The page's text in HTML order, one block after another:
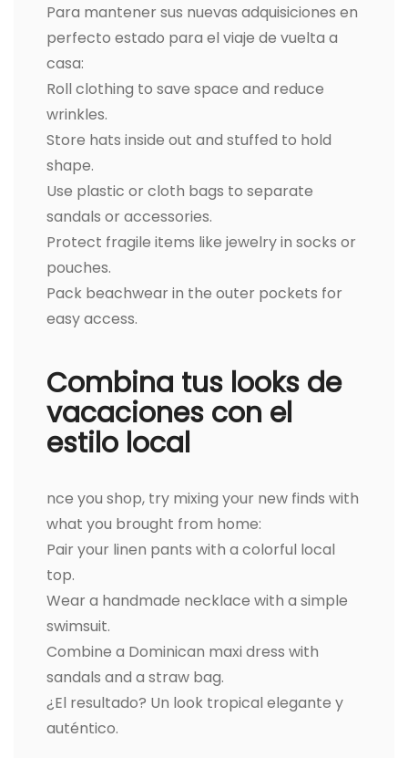
Para mantener sus nuevas adquisiciones en
perfecto estado para el viaje de vuelta a
casa:
Roll clothing to save space and reduce
wrinkles.
Store hats inside out and stuffed to hold
shape.
Use plastic or cloth bags to separate
sandals or accessories.
Protect fragile items like jewelry in socks or
pouches.
Pack beachwear in the outer pockets for
easy access.
Combina tus looks de
vacaciones con el
estilo local
nce you shop, try mixing your new finds with
what you brought from home:
Pair your linen pants with a colorful local
top.
Wear a handmade necklace with a simple
swimsuit.
Combine a Dominican maxi dress with
sandals and a straw bag.
¿El resultado? Un look tropical elegante y
auténtico.